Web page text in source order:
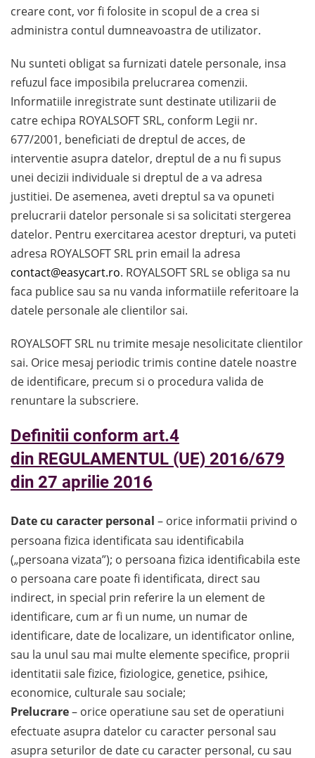
creare cont, vor fi folosite in scopul de a crea si
administra contul dumneavoastra de utilizator.
Nu sunteti obligat sa furnizati datele personale, insa
refuzul face imposibila prelucrarea comenzii.
Informatiile inregistrate sunt destinate utilizarii de
catre echipa ROYALSOFT SRL, conform Legii nr.
677/2001, beneficiati de dreptul de acces, de
interventie asupra datelor, dreptul de a nu fi supus
unei decizii individuale si dreptul de a va adresa
justitiei. De asemenea, aveti dreptul sa va opuneti
prelucrarii datelor personale si sa solicitati stergerea
datelor. Pentru exercitarea acestor drepturi, va puteti
adresa ROYALSOFT SRL prin email la adresa
contact@easycart.ro. ROYALSOFT SRL se obliga sa nu
faca publice sau sa nu vanda informatiile referitoare la
datele personale ale clientilor sai.
ROYALSOFT SRL nu trimite mesaje nesolicitate clientilor
sai. Orice mesaj periodic trimis contine datele noastre
de identificare, precum si o procedura valida de
renuntare la subscriere.
Definitii conform art.4
din REGULAMENTUL (UE) 2016/679
din 27 aprilie 2016
Date cu caracter personal – orice informatii privind o
persoana fizica identificata sau identificabila
(„persoana vizata”); o persoana fizica identificabila este
o persoana care poate fi identificata, direct sau
indirect, in special prin referire la un element de
identificare, cum ar fi un nume, un numar de
identificare, date de localizare, un identificator online,
sau la unul sau mai multe elemente specifice, proprii
identitatii sale fizice, fiziologice, genetice, psihice,
economice, culturale sau sociale;
Prelucrare– orice operatiune sau set de operatiuni
efectuate asupra datelor cu caracter personal sau
asupra seturilor de date cu caracter personal, cu sau